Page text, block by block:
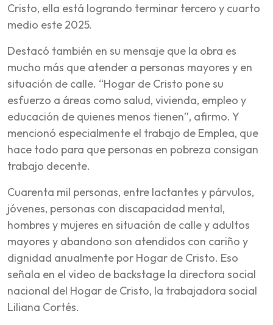
Cristo, ella está logrando terminar tercero y cuarto
medio este 2025.
Destacó también en su mensaje que la obra es
mucho más que atender a personas mayores y en
situación de calle. “Hogar de Cristo pone su
esfuerzo a áreas como salud, vivienda, empleo y
educación de quienes menos tienen”, afirmo. Y
mencionó especialmente el trabajo de Emplea, que
hace todo para que personas en pobreza consigan
trabajo decente.
Cuarenta mil personas, entre lactantes y párvulos,
jóvenes, personas con discapacidad mental,
hombres y mujeres en situación de calle y adultos
mayores y abandono son atendidos con cariño y
dignidad anualmente por Hogar de Cristo. Eso
señala en el video de backstage la directora social
nacional del Hogar de Cristo, la trabajadora social
Liliana Cortés.